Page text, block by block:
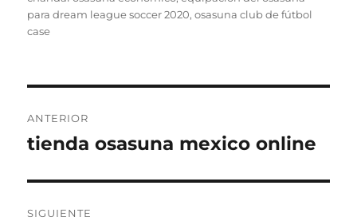
para dream league soccer 2020,osasuna club de fútbol
case
de
ANTERIOR
Entrada
tienda osasuna mexico online
SIGUIENTE